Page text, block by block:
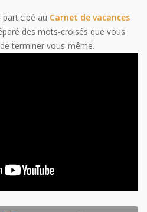
au Carnet de vacances
des mots-croisés que vous
terminer vous-même.